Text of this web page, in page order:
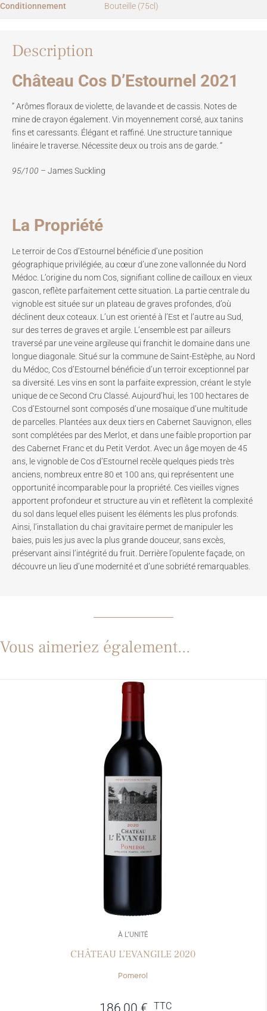
Description
Château Cos D’Estournel 2021
” Arômes floraux de violette, de lavande et de cassis. Notes de
mine de crayon également. Vin moyennement corsé, aux tanins
fins et caressants. Élégant et raffiné. Une structure tannique
linéaire le traverse. Nécessite deux ou trois ans de garde. “
95/100 – James Suckling
La Propriété
Le terroir de Cos d’Estournel bénéficie d’une position
géographique privilégiée, au cœur d’une zone vallonnée du Nord
Médoc. L’origine du nom Cos, signifiant colline de cailloux en vieux
gascon, reflète parfaitement cette situation. La partie centrale du
vignoble est située sur un plateau de graves profondes, d’où
déclinent deux coteaux. L’un est orienté à l’Est et l’autre au Sud,
sur des terres de graves et argile. L’ensemble est par ailleurs
traversé par une veine argileuse qui franchit le domaine dans une
longue diagonale. Situé sur la commune de Saint-Estèphe, au Nord
du Médoc, Cos d’Estournel bénéficie d’un terroir exceptionnel par
sa diversité. Les vins en sont la parfaite expression, créant le style
unique de ce Second Cru Classé. Aujourd’hui, les 100 hectares de
Cos d’Estournel sont composés d’une mosaïque d’une multitude
de parcelles. Plantées aux deux tiers en Cabernet Sauvignon, elles
sont complétées par des Merlot, et dans une faible proportion par
des Cabernet Franc et du Petit Verdot. Avec un âge moyen de 45
ans, le vignoble de Cos d’Estournel recèle quelques pieds très
anciens, nombreux entre 80 et 100 ans, qui représentent une
opportunité incomparable pour la propriété. Ces vieilles vignes
apportent profondeur et structure au vin et reflètent la complexité
du sol dans lequel elles puisent les éléments les plus profonds.
Ainsi, l’installation du chai gravitaire permet de manipuler les
baies, puis les jus avec la plus grande douceur, sans excès,
préservant ainsi l’intégrité du fruit. Derrière l’opulente façade, on
découvre un lieu d’une modernité et d’une sobriété remarquables.
Conditionnement Bouteille (75cl)
Vous aimeriez également...
À L’UNITÉ
CHÂTEAU L’EVANGILE 2020
Pomerol
TTC